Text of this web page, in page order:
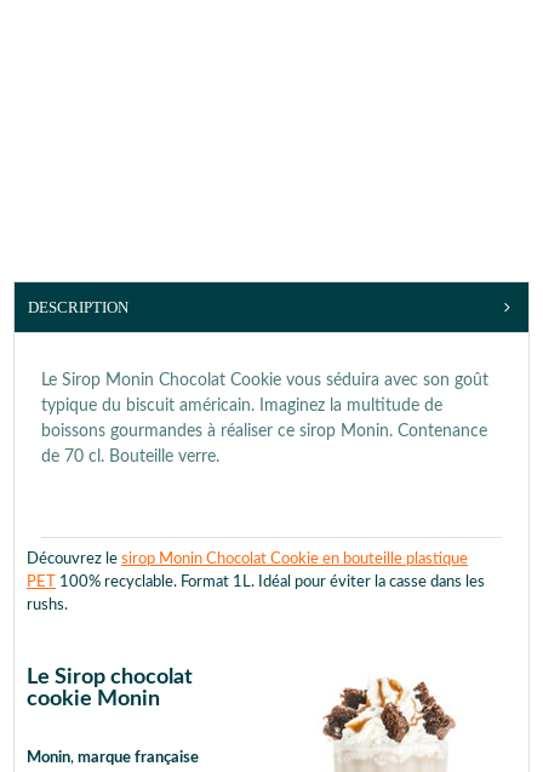
DESCRIPTION
Le Sirop Monin Chocolat Cookie vous séduira avec son goût
typique du biscuit américain. Imaginez la multitude de
boissons gourmandes à réaliser ce sirop Monin. Contenance
de 70 cl. Bouteille verre.
Découvrez le sirop Monin Chocolat Cookie en bouteille plastique
PET
100% recyclable. Format 1L. Idéal pour éviter la casse dans les
rushs.
Le Sirop chocolat
cookie Monin
Monin, marque française